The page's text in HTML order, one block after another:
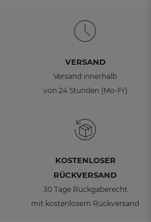
VERSAND
Versand innerhalb
von 24 Stunden (Mo-Fr)
KOSTENLOSER
RÜCKVERSAND
30 Tage Rückgaberecht
mit kostenlosem Rückversand